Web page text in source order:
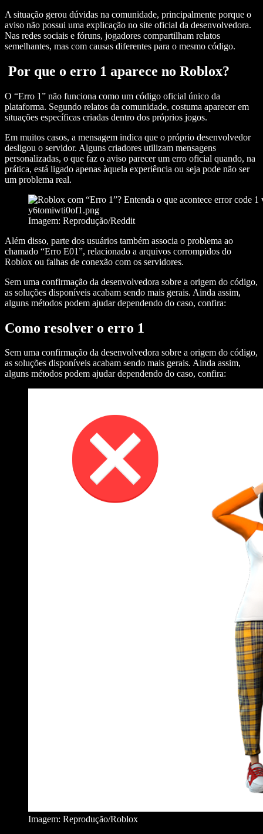
A situação gerou dúvidas na comunidade, principalmente porque o
aviso não possui uma explicação no site oficial da desenvolvedora.
Nas redes sociais e fóruns, jogadores compartilham relatos
semelhantes, mas com causas diferentes para o mesmo código.
Por que o erro 1 aparece no Roblox?
O “Erro 1” não funciona como um código oficial único da
plataforma. Segundo relatos da comunidade, costuma aparecer em
situações específicas criadas dentro dos próprios jogos.
Em muitos casos, a mensagem indica que o próprio desenvolvedor
desligou o servidor. Alguns criadores utilizam mensagens
personalizadas, o que faz o aviso parecer um erro oficial quando, na
prática, está ligado apenas àquela experiência ou seja pode não ser
um problema real.
Imagem: Reprodução/Reddit
Além disso, parte dos usuários também associa o problema ao
chamado “Erro E01”, relacionado a arquivos corrompidos do
Roblox ou falhas de conexão com os servidores.
Sem uma confirmação da desenvolvedora sobre a origem do código,
as soluções disponíveis acabam sendo mais gerais. Ainda assim,
alguns métodos podem ajudar dependendo do caso, confira:
Como resolver o erro 1
Sem uma confirmação da desenvolvedora sobre a origem do código,
as soluções disponíveis acabam sendo mais gerais. Ainda assim,
alguns métodos podem ajudar dependendo do caso, confira:
Imagem: Reprodução/Roblox